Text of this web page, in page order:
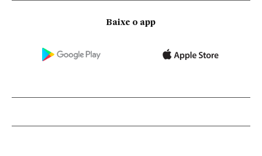
Baixe o app